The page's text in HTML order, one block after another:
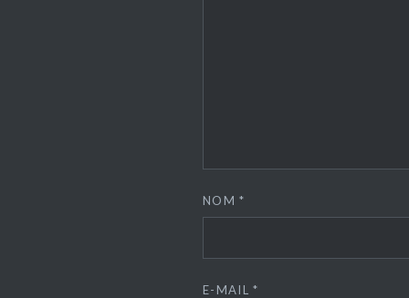
NOM*
E-MAIL*